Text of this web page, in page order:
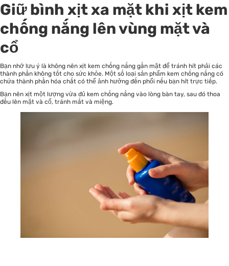
Giữ bình xịt xa mặt khi xịt kem
chống nắng lên vùng mặt và
cổ
Bạn nhớ lưu ý là không nên xịt kem chống nắng gần mặt để tránh hít phải các
thành phần không tốt cho sức khỏe. Một số loại sản phẩm kem chống nắng có
chứa thành phần hóa chất có thể ảnh hưởng đến phổi nếu bạn hít trực tiếp.
Bạn nên xịt một lượng vừa đủ kem chống nắng vào lòng bàn tay, sau đó thoa
đều lên mặt và cổ, tránh mắt và miệng.